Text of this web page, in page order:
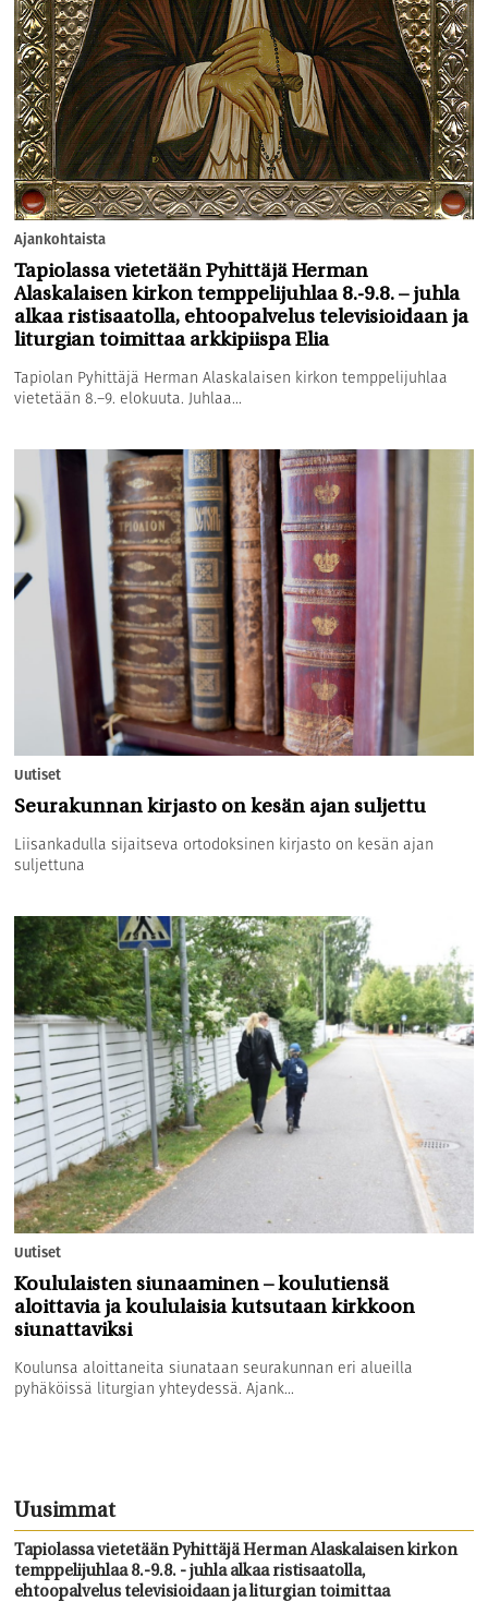
Ajankohtaista
Tapiolassa vietetään Pyhittäjä Herman
Alaskalaisen kirkon temppelijuhlaa 8.-9.8. – juhla
alkaa ristisaatolla, ehtoopalvelus televisioidaan ja
liturgian toimittaa arkkipiispa Elia
Tapiolan Pyhittäjä Herman Alaskalaisen kirkon temppelijuhlaa
vietetään 8.–9. elokuuta. Juhlaa...
Uutiset
Seurakunnan kirjasto on kesän ajan suljettu
Liisankadulla sijaitseva ortodoksinen kirjasto on kesän ajan
suljettuna
Uutiset
Koululaisten siunaaminen – koulutiensä
aloittavia ja koululaisia kutsutaan kirkkoon
siunattaviksi
Koulunsa aloittaneita siunataan seurakunnan eri alueilla
pyhäköissä liturgian yhteydessä. Ajank...
Uusimmat
Tapiolassa vietetään Pyhittäjä Herman Alaskalaisen kirkon
temppelijuhlaa 8.-9.8. - juhla alkaa ristisaatolla,
ehtoopalvelus televisioidaan ja liturgian toimittaa